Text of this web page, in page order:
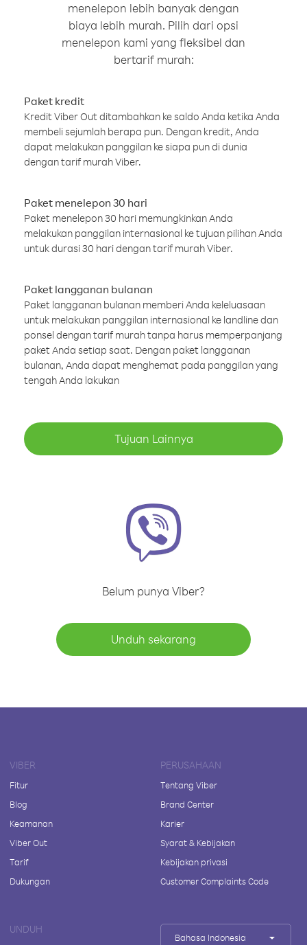
menelepon lebih banyak dengan
biaya lebih murah. Pilih dari opsi
menelepon kami yang fleksibel dan
bertarif murah:
Paket kredit
Kredit Viber Out ditambahkan ke saldo Anda ketika Anda
membeli sejumlah berapa pun. Dengan kredit, Anda
dapat melakukan panggilan ke siapa pun di dunia
dengan tarif murah Viber.
Paket menelepon 30 hari
Paket menelepon 30 hari memungkinkan Anda
melakukan panggilan internasional ke tujuan pilihan Anda
untuk durasi 30 hari dengan tarif murah Viber.
Paket langganan bulanan
Paket langganan bulanan memberi Anda keleluasaan
untuk melakukan panggilan internasional ke landline dan
ponsel dengan tarif murah tanpa harus memperpanjang
paket Anda setiap saat. Dengan paket langganan
bulanan, Anda dapat menghemat pada panggilan yang
tengah Anda lakukan
Tujuan Lainnya
Belum punya Viber?
Unduh sekarang
VIBER
Fitur
Blog
Keamanan
Viber Out
Tarif
Dukungan
PERUSAHAAN
Tentang Viber
Brand Center
Karier
Syarat & Kebijakan
Kebijakan privasi
Customer Complaints Code
UNDUH
Bahasa Indonesia